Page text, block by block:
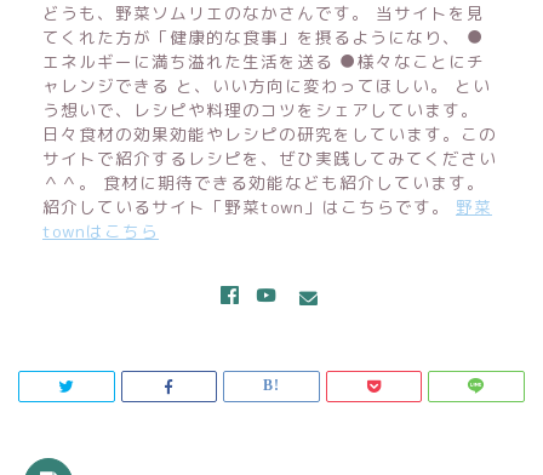
どうも、野菜ソムリエのなかさんです。 当サイトを見
てくれた方が「健康的な食事」を摂るようになり、 ●
エネルギーに満ち溢れた生活を送る ●様々なことにチ
ャレンジできる と、いい方向に変わってほしい。 とい
う想いで、レシピや料理のコツをシェアしています。
日々食材の効果効能やレシピの研究をしています。この
サイトで紹介するレシピを、ぜひ実践してみてください
＾＾。 食材に期待できる効能なども紹介しています。
紹介しているサイト「野菜town」はこちらです。 野菜
townはこちら